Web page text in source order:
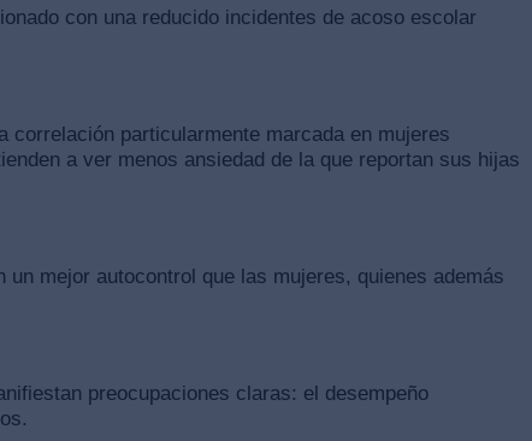
con una reducido incidentes de acoso escolar
particularmente marcada en mujeres
a ver menos ansiedad de la que reportan sus hijas
mejor autocontrol que las mujeres, quienes además
preocupaciones claras: el desempeño